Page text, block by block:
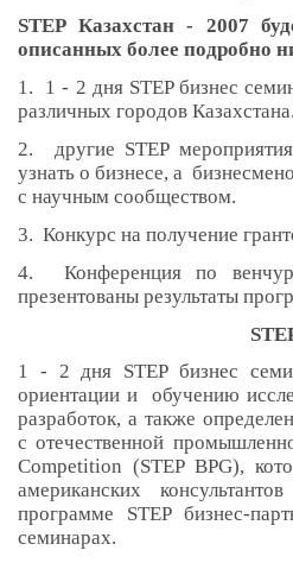
STEP Казахстан - 2007
описанных более подробно
1. 1 - 2 дня STEP бизнес
различных городов
2. другие STEP
узнать о бизнесе, а
с научным сообществом.
3. Конкурс на получение
4. Конференция по
презентованы результаты
1 - 2 дня STEP бизнес
ориентации и обучению
разработок, а также
с отечественной
Competition (STEP BPG),
американских
программе STEP бизнес-
семинарах.